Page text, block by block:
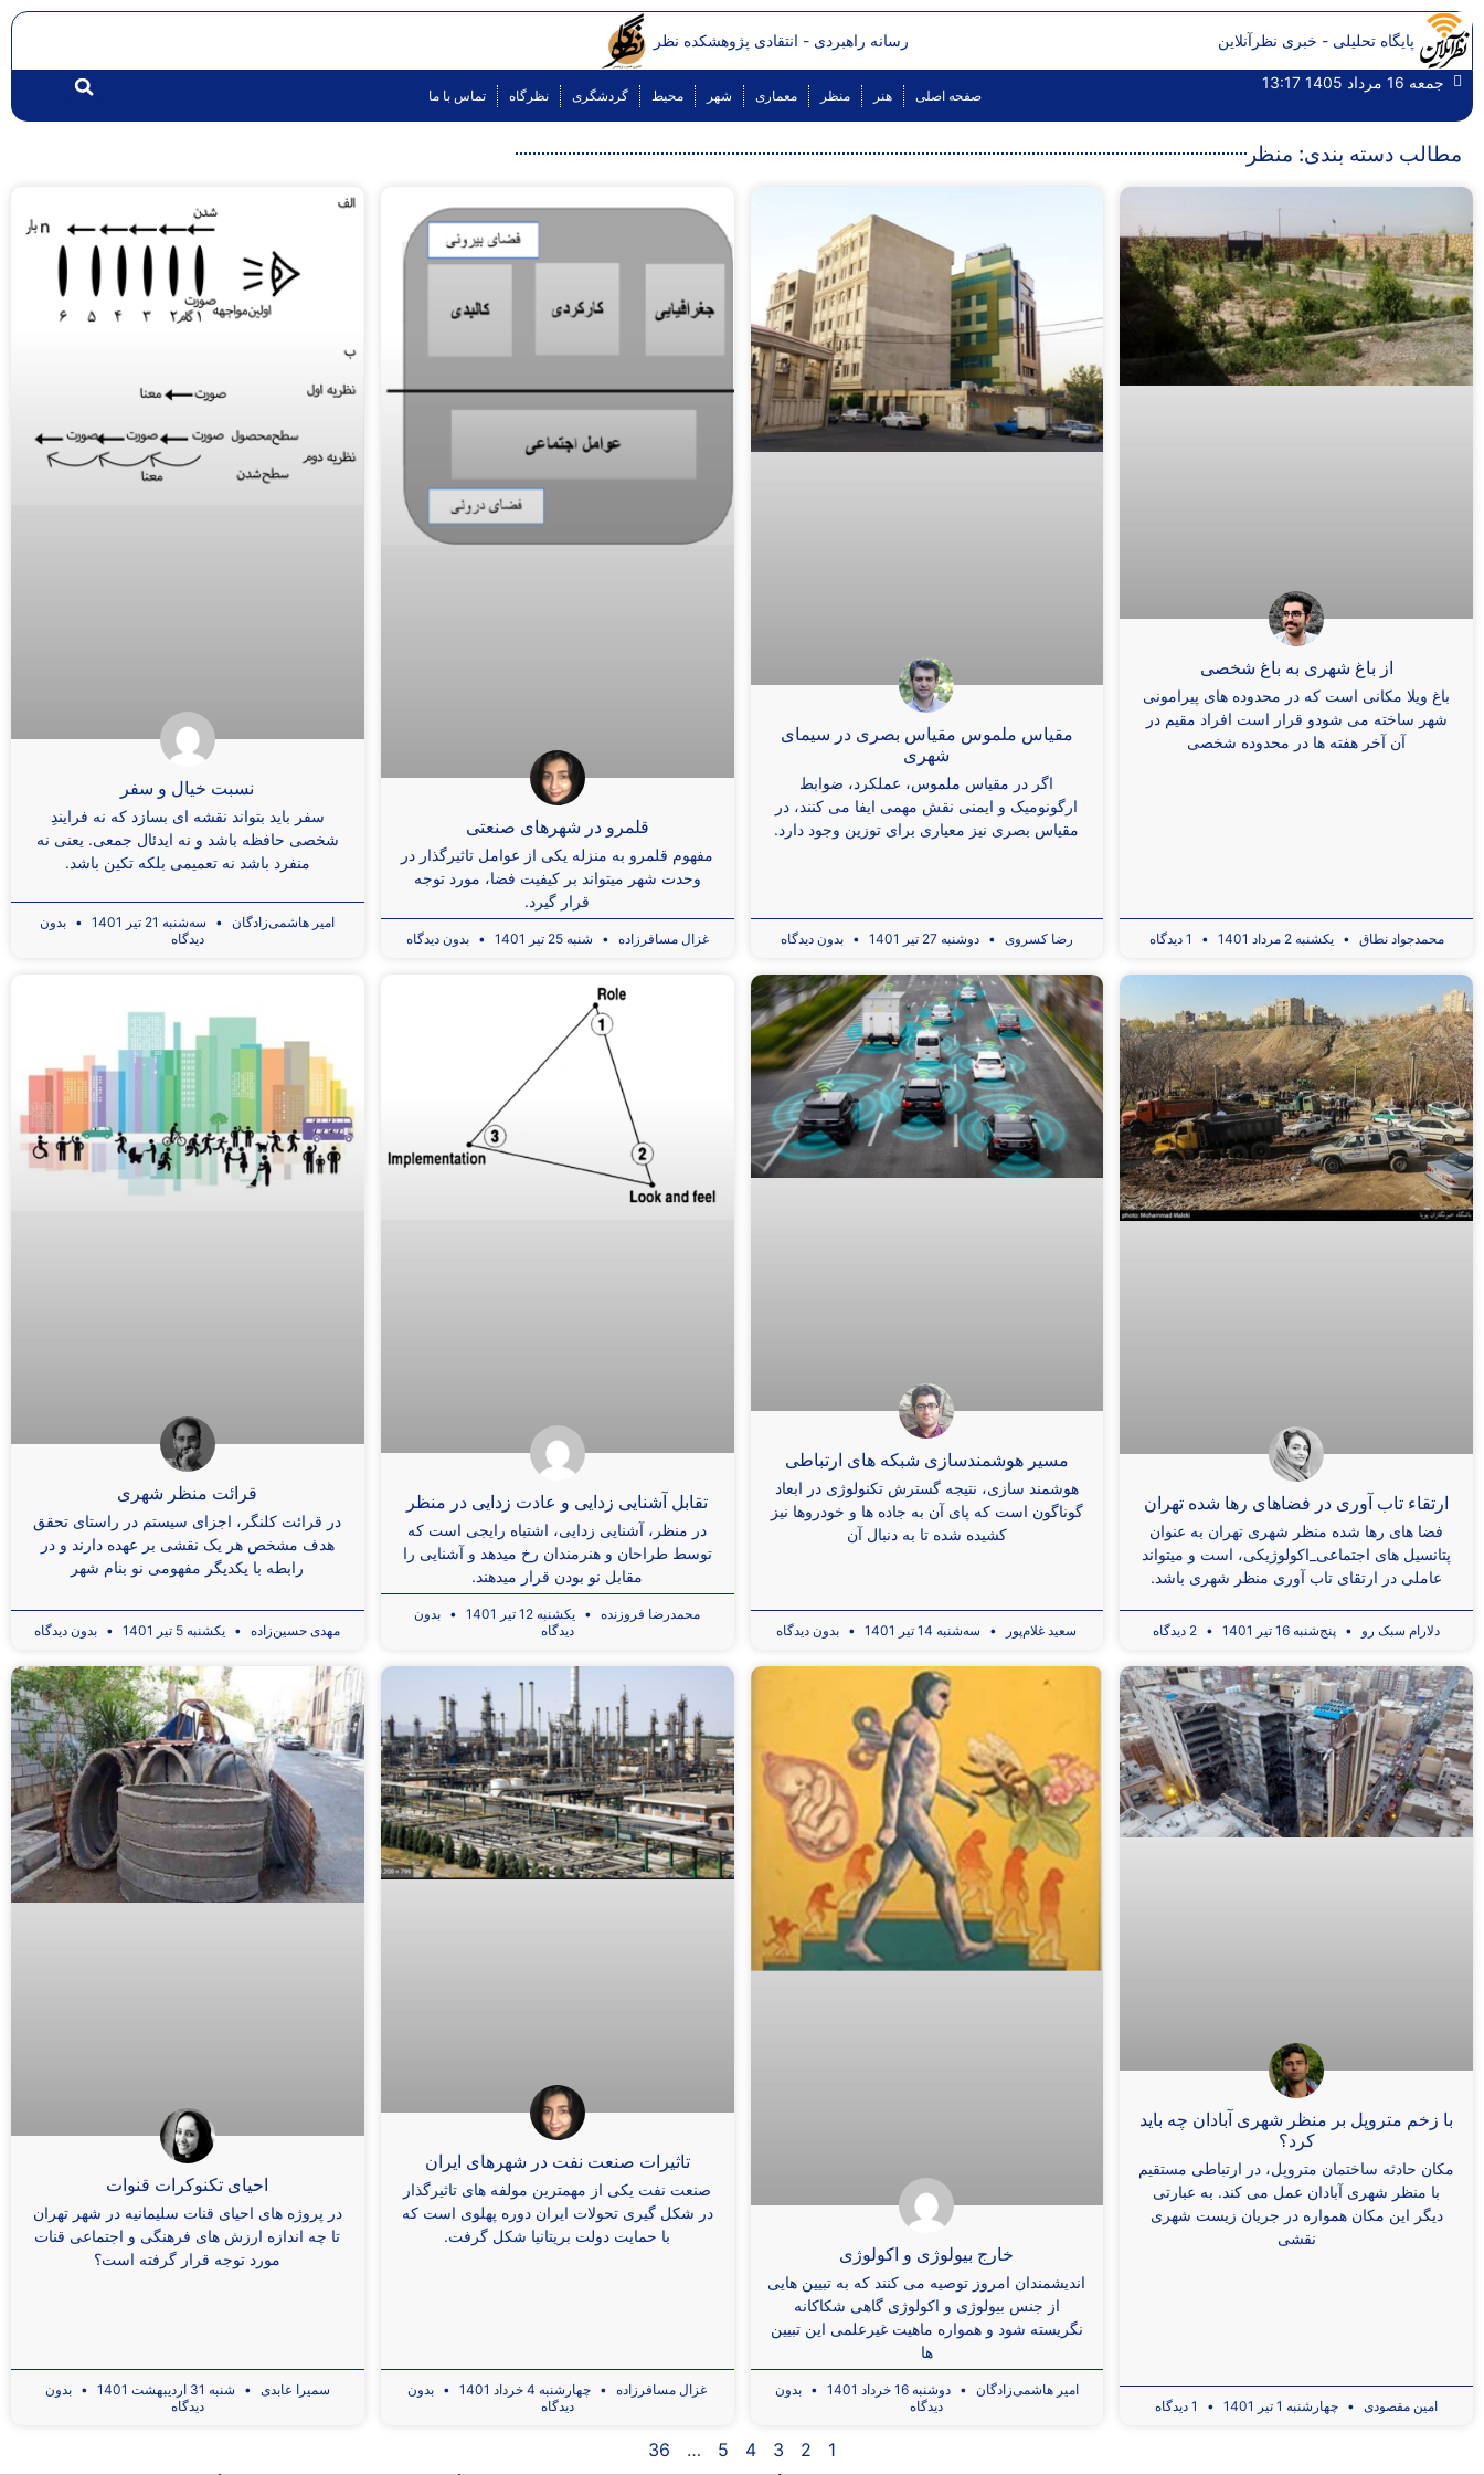
پایگاه تحلیلی - خبری نظرآنلاین رسانه راهبردی - انتقادی پژوهشکده نظر
جمعه 16 مرداد 1405 13:17
صفحه اصلی هنر منظر معماری شهر محیط گردشگری نظرگاه تماس با ما
مطالب دسته بندی: منظر
از باغ شهری به باغ شخصی
باغ ویلا مکانی است که در محدوده های پیرامونی
شهر ساخته می شودو قرار است افراد مقیم در
آن آخر هفته ها در محدوده شخصی
محمدجواد نطاق یکشنبه 2 مرداد 1401
مقیاس ملموس مقیاس بصری در سیمای
شهری
اگر در مقیاس ملموس، عملکرد، ضوابط
ارگونومیک و ایمنی نقش مهمی ایفا می کنند، در
مقیاس بصری نیز معیاری برای توزین وجود دارد.
رضا کسروی دوشنبه 27 تیر 1401 بدون دیدگاه
قلمرو در شهرهای صنعتی
مفهوم قلمرو به منزله یکی از عوامل تاثیرگذار در
وحدت شهر میتواند بر کیفیت فضا، مورد توجه
قرار گیرد.
غزال مسافرزاده شنبه 25 تیر 1401 بدون دیدگاه
نسبت خیال و سفر
سفر باید بتواند نقشه ای بسازد که نه فرایندِ
شخصی حافظه باشد و نه ایدئال جمعی. یعنی نه
منفرد باشد نه تعمیمی بلکه تکین باشد.
امیر هاشمی‌زادگان سه‌شنبه 21 تیر 1401
بدون
دیدگاه
ارتقاء تاب‌ آوری در فضاهای رها شده‌ تهران
فضا های رها شده‌ منظر شهری تهران به عنوان
پتانسیل ‌های اجتماعی_اکولوژیکی، است و میتواند
عاملی در ارتقای تاب آوری منظر شهری باشد.
دلارام سبک رو پنج‌شنبه 16 تیر 1401
مسیر هوشمندسازی شبکه‌ های ارتباطی
هوشمند سازی، نتیجه گسترش تکنولوژی در ابعاد
گوناگون است که پای آن به جاده‌ ها و خودروها نیز
کشیده شده تا به دنبال آن
سعید غلام‌پور سه‌شنبه 14 تیر 1401 بدون دیدگاه
تقابل آشنايی ‌زدايی و عادت زدايی در منظر
در منظر، آشنایی زدایی، اشتباه رایجی است که
توسط طراحان و هنرمندان رخ میدهد و آشنایی را
مقابل نو بودن قرار میدهند.
محمدرضا فروزنده یکشنبه 12 تیر 1401
بدون
دیدگاه
قرائت منظر شهری
در قرائت کلنگر، اجزای سیستم در راستای تحقق
هدف مشخص هر یک نقشی بر عهده دارند و در
رابطه با یکدیگر مفهومی نو بنام شهر
مهدی حسین‌زاده یکشنبه 5 تیر 1401 بدون دیدگاه
با زخم متروپل بر منظر شهری آبادان چه باید
کرد؟
مکان حادثه ساختمان متروپل، در ارتباطی مستقیم
با منظر شهری آبادان عمل می کند. به عبارتی
دیگر این مکان همواره در جریان زیست شهری
نقشی
امین مقصودی چهارشنبه 1 تیر 1401
خارج بیولوژی و اکولوژی
اندیشمندان امروز توصیه می کنند که به تبیین هایی
از جنس بیولوژی و اکولوژی گاهی شکاکانه
نگریسته شود و همواره ماهیت غیرعلمی این تبیین
ها
امیر هاشمی‌زادگان دوشنبه 16 خرداد 1401
بدون
دیدگاه
تاثیرات صنعت نفت در شهرهای ایران
صنعت نفت یکی از مهمترین مولفه های تاثیرگذار
در شکل گیری تحولات ایران دوره پهلوی است که
با حمایت دولت بریتانیا شکل گرفت.
غزال مسافرزاده چهارشنبه 4 خرداد 1401
بدون
دیدگاه
احیای تکنوکرات قنوات
در پروژه های احیای قنات سلیمانیه در شهر تهران
تا چه اندازه ارزش های فرهنگی و اجتماعی قنات
مورد توجه قرار گرفته است؟
سمیرا عابدی شنبه 31 اردیبهشت 1401
بدون
دیدگاه
1
2
3
4
5
…
36